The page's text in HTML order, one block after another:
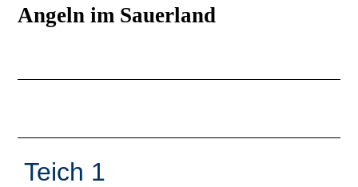
Angeln im Sauerland
Teich 1